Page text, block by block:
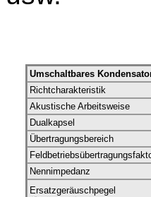
Umschaltbares
Richtcharakteristik
Akustische Arbeitsweise
Dualkapsel
Übertragungsbereich
Nennimpedanz
Ersatzgeräuschpegel